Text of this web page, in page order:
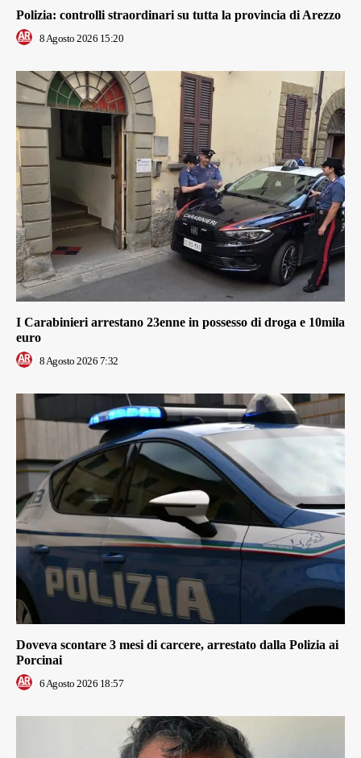
Polizia: controlli straordinari su tutta la provincia di Arezzo
8 Agosto 2026 15:20
I Carabinieri arrestano 23enne in possesso di droga e 10mila
euro
8 Agosto 2026 7:32
Doveva scontare 3 mesi di carcere, arrestato dalla Polizia ai
Porcinai
6 Agosto 2026 18:57